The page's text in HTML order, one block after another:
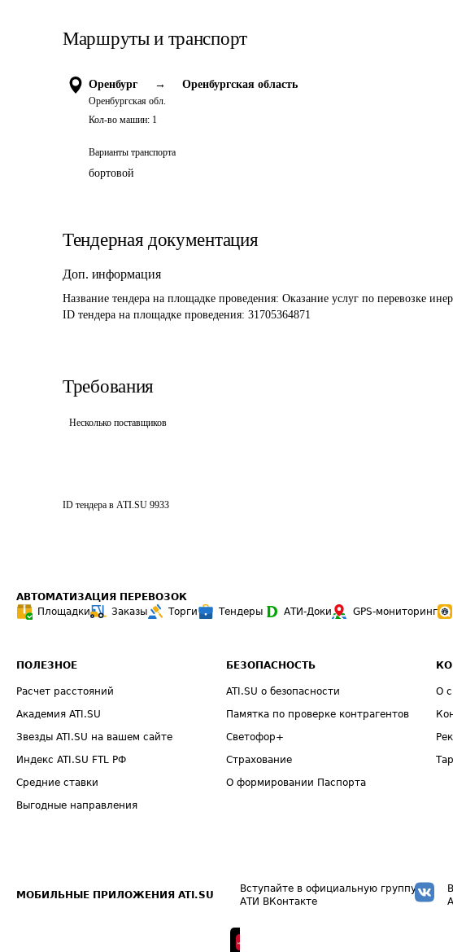
Маршруты и транспорт
Оренбург →
Оренбургская обл.
Оренбургская область
Кол-во машин: 1
Варианты транспорта
бортовой
Тендерная документация
Доп. информация
Название тендера на площадке проведения: Оказание услуг по перевозке
ID тендера на площадке проведения: 31705364871
Требования
Несколько поставщиков
ID тендера в ATI.SU 9933
АВТОМАТИЗАЦИЯ ПЕРЕВОЗОК
Площадки
Заказы Торги Тендеры АТИ-Доки GPS-мониторинг
ПОЛЕЗНОЕ
Расчет расстояний
Академия ATI.SU
Звезды ATI.SU на вашем сайте
Индекс ATI.SU FTL РФ
Средние ставки
Выгодные направления
БЕЗОПАСНОСТЬ
ATI.SU о безопасности
Памятка по проверке контрагентов
Светофор+
Страхование
О формировании Паспорта
О
МОБИЛЬНЫЕ ПРИЛОЖЕНИЯ ATI.SU
Вступайте в официальную группу
АТИ ВКонтакте